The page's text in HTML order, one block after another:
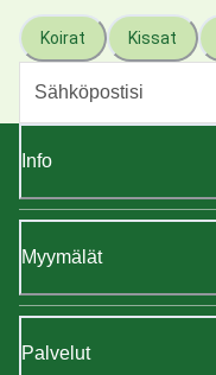
Koirat Kissat
Info
Myymälät
Palvelut